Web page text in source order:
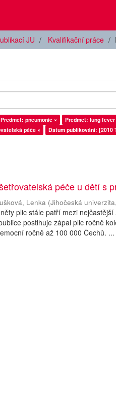
JU Kvalifikační práce
Předmět: pneumonie × Předmět: lung fever
péče × Datum publikování: [2010
péče u dětí s
Lenka (Jihočeská univerzita
plic stále patří mezi
postihuje zápal plic ročně
ročně až 100 000 Čechů. ...